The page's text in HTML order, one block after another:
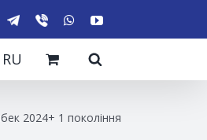
RU
2024+ 1 покоління